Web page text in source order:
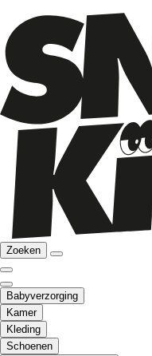
Zoeken
Babyverzorging
Kamer
Kleding
Schoenen